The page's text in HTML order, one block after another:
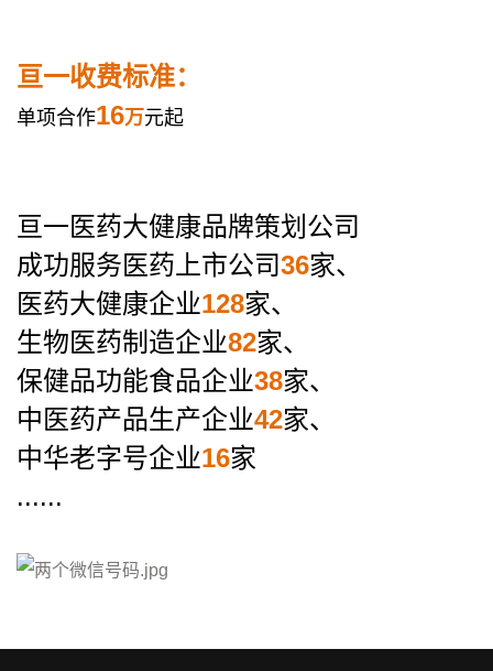
亘一收费标准：
单项合作16万元起
亘一医药大健康品牌策划公司
成功服务医药上市公司36家、
医药大健康企业128家、
生物医药制造企业82家、
保健品功能食品企业38家、
中医药产品生产企业42家、
中华老字号企业16家
......